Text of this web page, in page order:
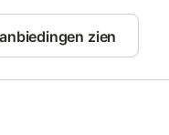
zien